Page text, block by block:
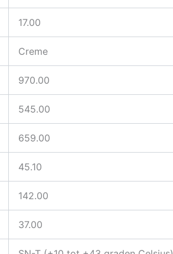
17.00
Creme
970.00
545.00
659.00
45.10
142.00
37.00